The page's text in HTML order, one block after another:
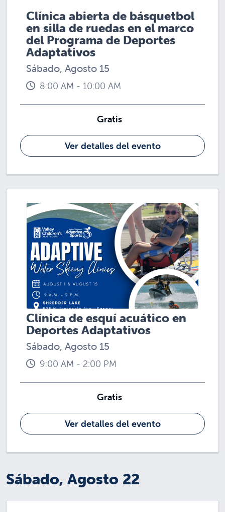
Clínica abierta de básquetbol
en silla de ruedas en el marco
del Programa de Deportes
Adaptativos
Sábado, Agosto 15
8:00 AM - 10:00 AM
Gratis
Ver detalles del evento
Clínica de esquí acuático en
Deportes Adaptativos
Sábado, Agosto 15
9:00 AM - 2:00 PM
Gratis
Ver detalles del evento
Sábado, Agosto 22